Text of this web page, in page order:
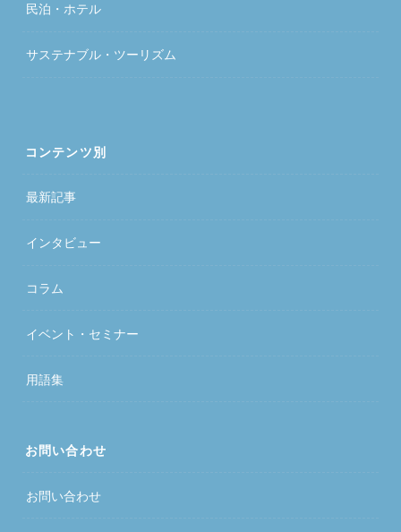
民泊・ホテル
サステナブル・ツーリズム
コンテンツ別
最新記事
インタビュー
コラム
イベント・セミナー
用語集
お問い合わせ
お問い合わせ